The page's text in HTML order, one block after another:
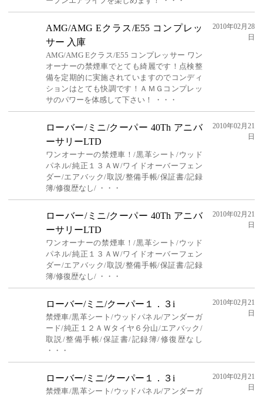
AMG/AMG Eクラス/E55 コンプレッ
サー 入庫
AMG/AMG Eクラス/E55 コンプレッサー ワン
オーナーの禁煙車でとても綺麗です！点検整
備を定期的に実施されていますのでコンディ
ションはとても快調です！ＡＭＧコンプレッ
サのパワーを体感して下さい！ ・・・
2010年02月28
日
ローバー/ミニ/クーパー 40Th アニバ
ーサリーLTD
ワンオーナーの禁煙車！/黒革シート/ウッド
パネル/純正１３ＡＷ/ワイドオーバーフェン
ダー/エアバック/取説/整備手帳/保証書/記録
簿/修復歴なし/ ・・・
2010年02月21
日
ローバー/ミニ/クーパー 40Th アニバ
ーサリーLTD
ワンオーナーの禁煙車！/黒革シート/ウッド
パネル/純正１３ＡＷ/ワイドオーバーフェン
ダー/エアバック/取説/整備手帳/保証書/記録
簿/修復歴なし/ ・・・
2010年02月21
日
ローバー/ミニ/クーパー１．３i
禁煙車/黒革シート/ウッドパネル/アンダーガ
ード/純正１２ＡＷタイヤ６分山/エアバック/
取説/整備手帳/保証書/記録簿/修復歴なし
・・・
2010年02月21
日
ローバー/ミニ/クーパー１．３i
禁煙車/黒革シート/ウッドパネル/アンダーガ
2010年02月21
日